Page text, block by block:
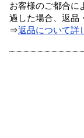
お客様のご都合に
過した場合、返品
⇒返品について詳